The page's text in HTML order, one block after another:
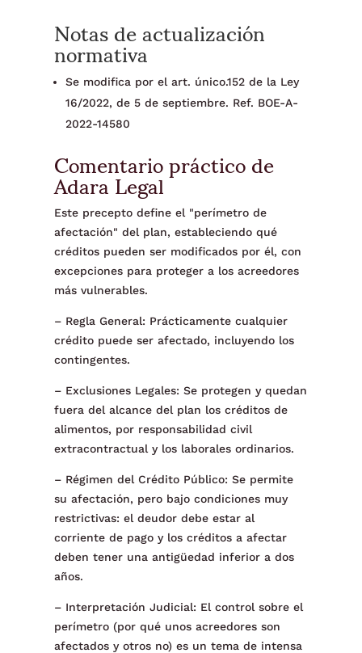
Notas de actualización
normativa
Se modifica por el art. único.152 de la Ley
16/2022, de 5 de septiembre. Ref. BOE-A-
2022-14580
Comentario práctico de
Adara Legal
Este precepto define el "perímetro de
afectación" del plan, estableciendo qué
créditos pueden ser modificados por él, con
excepciones para proteger a los acreedores
más vulnerables.
– Regla General: Prácticamente cualquier
crédito puede ser afectado, incluyendo los
contingentes.
– Exclusiones Legales: Se protegen y quedan
fuera del alcance del plan los créditos de
alimentos, por responsabilidad civil
extracontractual y los laborales ordinarios.
– Régimen del Crédito Público: Se permite
su afectación, pero bajo condiciones muy
restrictivas: el deudor debe estar al
corriente de pago y los créditos a afectar
deben tener una antigüedad inferior a dos
años.
– Interpretación Judicial: El control sobre el
perímetro (por qué unos acreedores son
afectados y otros no) es un tema de intensa